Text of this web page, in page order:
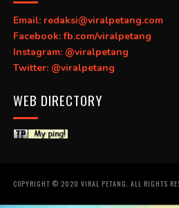
Email: redaksi@viralpetang.com
Facebook: fb.com/viralpetang
Instagram: @viralpetang
Twitter: @viralpetang
WEB DIRECTORY
COPYRIGHT © 2020 VIRAL PETANG. ALL RIGHTS